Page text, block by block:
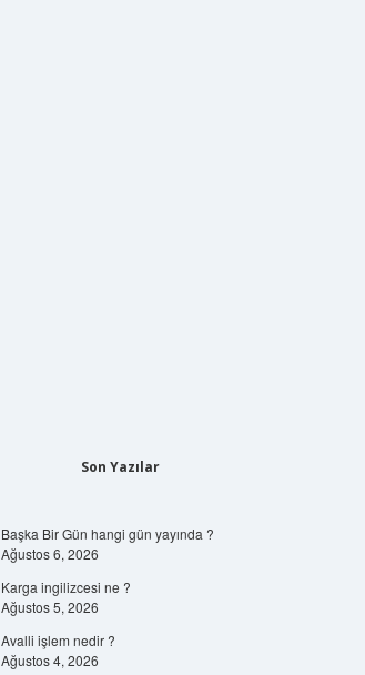
Son Yazılar
Başka Bir Gün hangi gün yayında ?
Ağustos 6, 2026
Karga ingilizcesi ne ?
Ağustos 5, 2026
Avalli işlem nedir ?
Ağustos 4, 2026